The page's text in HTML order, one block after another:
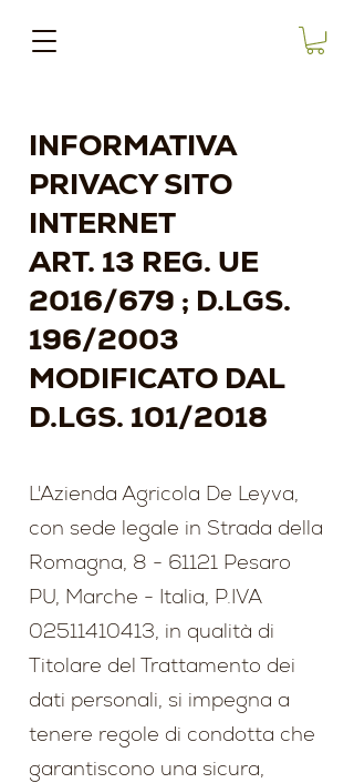
INFORMATIVA
PRIVACY SITO
INTERNET
ART. 13 REG. UE
2016/679 ; D.LGS.
196/2003
MODIFICATO DAL
D.LGS. 101/2018
L'Azienda Agricola De Leyva,
con sede legale in Strada della
Romagna, 8 - 61121 Pesaro
PU, Marche - Italia, P.IVA
02511410413, in qualità di
Titolare del Trattamento dei
dati personali, si impegna a
tenere regole di condotta che
garantiscono una sicura,